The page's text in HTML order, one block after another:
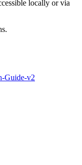
locally or via
Guide-v2